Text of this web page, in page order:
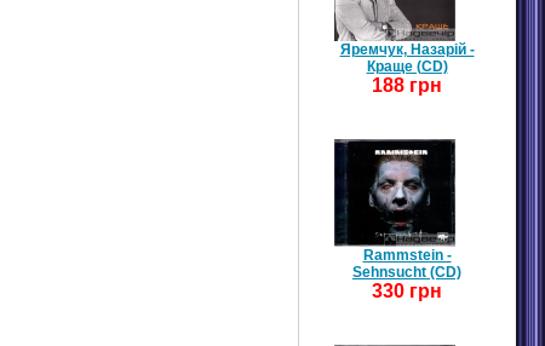
Яремчук, Назарій -
Краще (CD)
188 грн
Rammstein -
Sehnsucht (CD)
330 грн